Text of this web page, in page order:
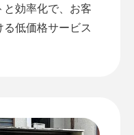
と効率化で、お客
低価格サービス